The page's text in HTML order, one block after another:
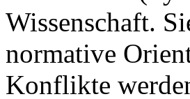
Wissenschaft.
normative
Konflikte